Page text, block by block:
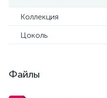
Коллекция
Цоколь
Файлы